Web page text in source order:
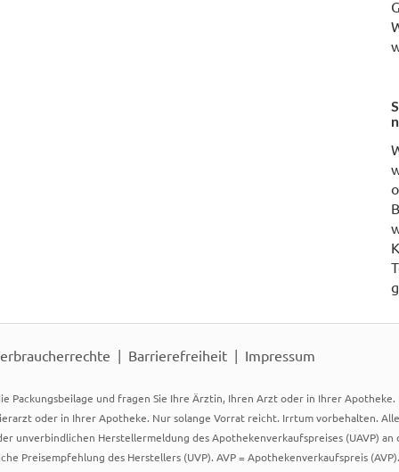
Barrierefreiheit Impressum
Packungsbeilage und fragen Sie Ihre Ärztin, Ihren Arzt oder in Ihrer
oder in Ihrer Apotheke. Nur solange Vorrat reicht. Irrtum vorbehalten.
unverbindlichen Herstellermeldung des Apothekenverkaufspreises (UAVP)
Preisempfehlung des Herstellers (UVP). AVP = Apothekenverkaufspreis